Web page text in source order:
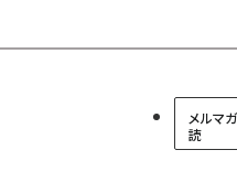
メルマ
読